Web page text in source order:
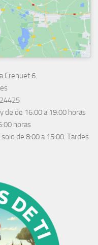
Crehuet 6.
de de 16:00 a 19:00 horas
horas
de 8:00 a 15:00. Tardes